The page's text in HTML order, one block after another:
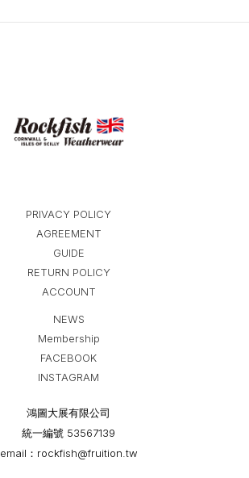
PRIVACY POLICY
AGREEMENT
GUIDE
RETURN POLICY
ACCOUNT
NEWS
Membership
FACEBOOK
INSTAGRAM
鴻圖大展有限公司
統一編號 53567139
email：rockfish@fruition.tw